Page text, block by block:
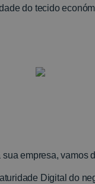
do tecido
empresa, vamos
Digital do